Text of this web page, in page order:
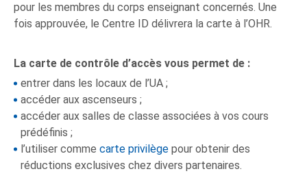
pour les membres du corps enseignant concernés. Une
fois approuvée, le Centre ID délivrera la carte à l’OHR.
La carte de contrôle d’accès vous permet de :
entrer dans les locaux de l’UA ;
accéder aux ascenseurs ;
accéder aux salles de classe associées à vos cours
prédéfinis ;
l’utiliser comme carte privilège pour obtenir des
réductions exclusives chez divers partenaires.